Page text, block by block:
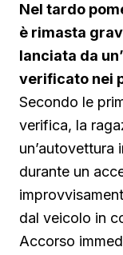
Nel tardo
è rimasta
lanciata da
verificato nei
Secondo le
verifica, la
un’autovettura
durante un
dal veicolo in
Accorso